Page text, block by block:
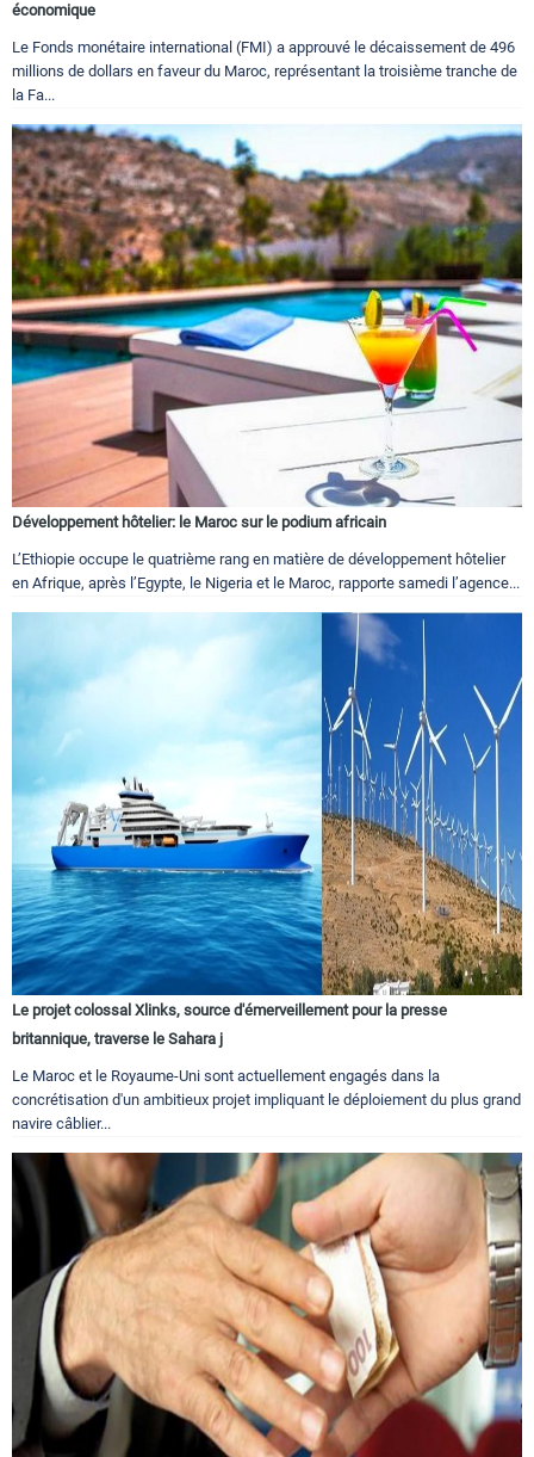
économique
Le Fonds monétaire international (FMI) a approuvé le décaissement de 496
millions de dollars en faveur du Maroc, représentant la troisième tranche de
la Fa...
Développement hôtelier: le Maroc sur le podium africain
L’Ethiopie occupe le quatrième rang en matière de développement hôtelier
en Afrique, après l’Egypte, le Nigeria et le Maroc, rapporte samedi l’agence...
Le projet colossal Xlinks, source d'émerveillement pour la presse
britannique, traverse le Sahara j
Le Maroc et le Royaume-Uni sont actuellement engagés dans la
concrétisation d'un ambitieux projet impliquant le déploiement du plus grand
navire câblier...